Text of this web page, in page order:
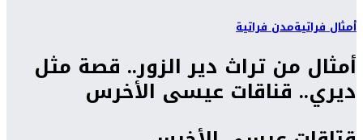
أمثال فراتيةمدن فراتية
أمثال من تراث دير الزور.. قصة مثل
ديري.. قناقات عيسى الأخرس